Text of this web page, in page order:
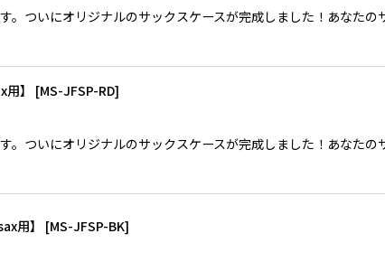
。ついにオリジナルのサックスケースが完成しました！あなた
】 [MS-JFSP-RD]
。ついにオリジナルのサックスケースが完成しました！あなた
用】 [MS-JFSP-BK]